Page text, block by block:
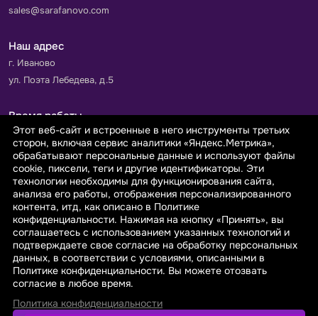
sales@sarafanovo.com
Наш адрес
г. Иваново
ул. Поэта Лебедева, д.5
Время работы
Пн-Пт с 9.00 до 18.00
Сб-Вс: выходной
Принимаем к оплате
© 2026 sarafanovo.com - Интернет-магазин "САРАФАНОВО"
специализируется на производстве, продаже тканей оптом и в
розницу с доставкой по Роcсии и СНГ.
Политика обработки персональных данных
Этот веб-сайт и встроенные в него инструменты третьих
сторон, включая сервис аналитики «Яндекс.Метрика»,
обрабатывают персональные данные и используют файлы
cookie, пиксели, теги и другие идентификаторы. Эти
технологии необходимы для функционирования сайта,
анализа его работы, отображения персонализированного
контента, итд, как описано в Политике
конфиденциальности. Нажимая на кнопку «Принять», вы
соглашаетесь с использованием указанных технологий и
подтверждаете свое согласие на обработку персональных
данных, в соответствии с условиями, описанными в
Политике конфиденциальности. Вы можете отозвать
согласие в любое время.
Политика конфиденциальности